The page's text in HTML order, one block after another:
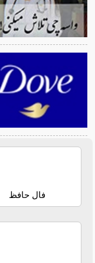
فال حافظ